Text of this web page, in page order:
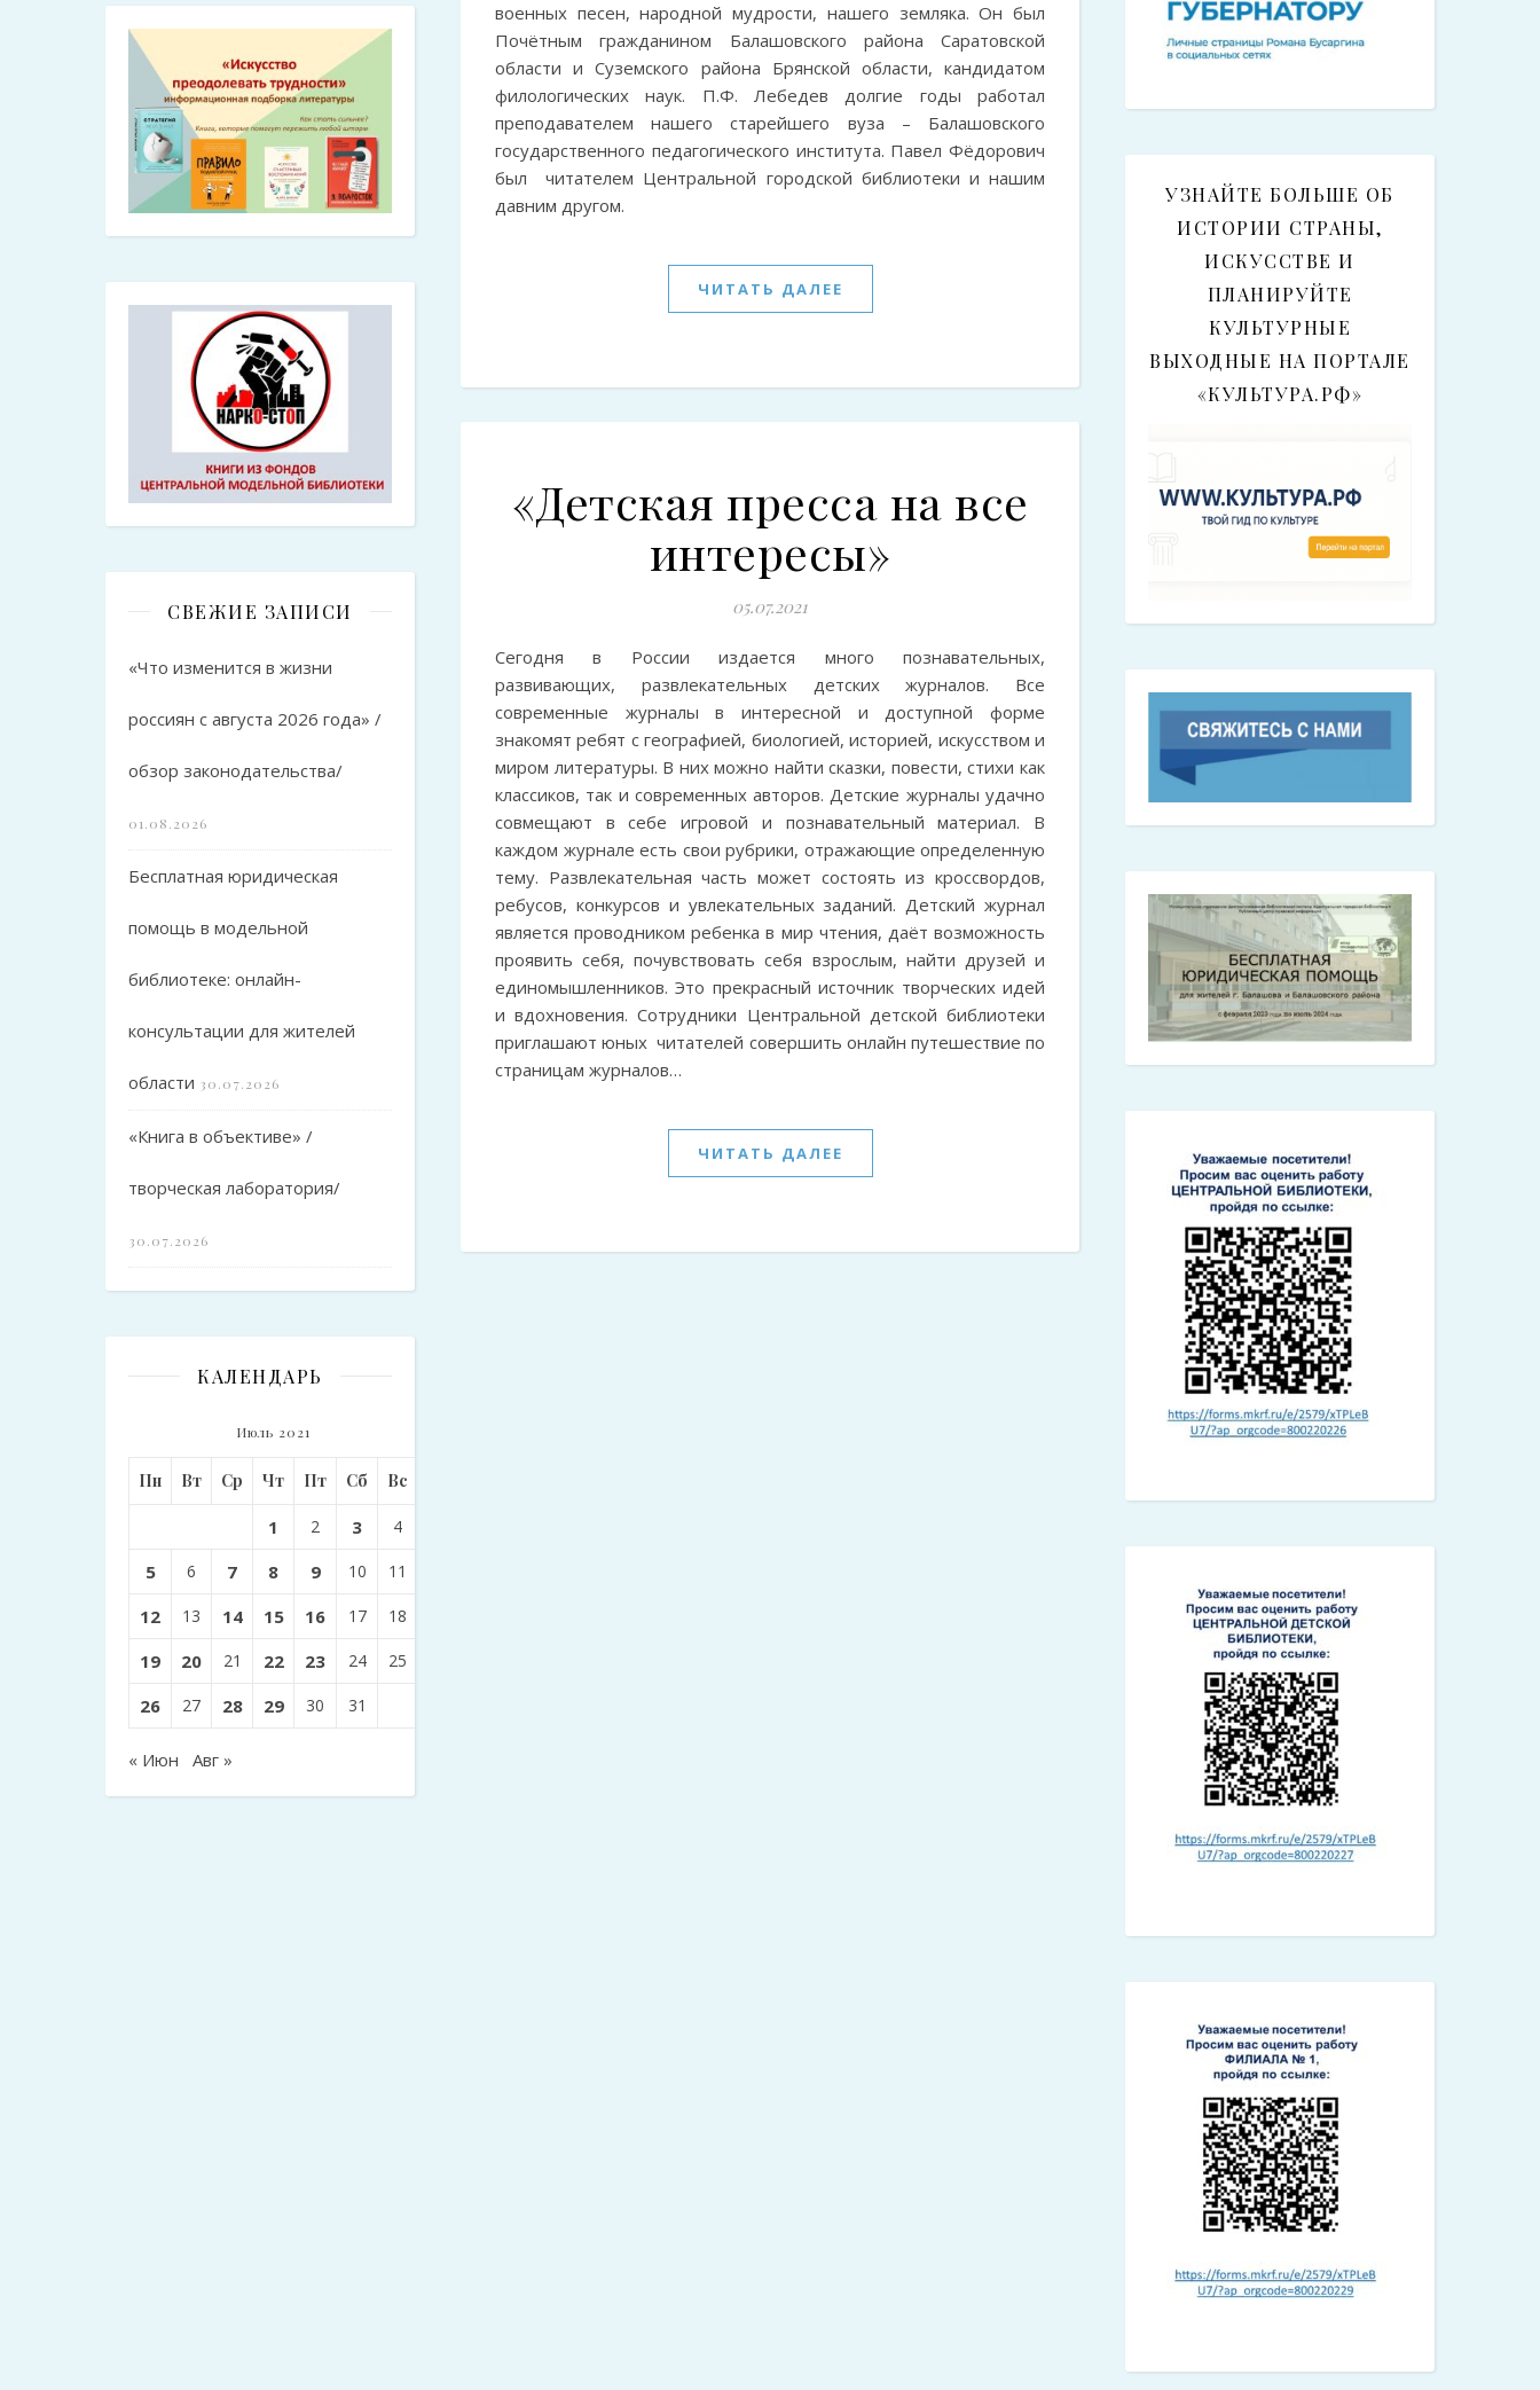
СВЕЖИЕ ЗАПИСИ
«Что изменится в жизни
россиян с августа 2026 года» /
обзор законодательства/
01.08.2026
Бесплатная юридическая
помощь в модельной
библиотеке: онлайн-
консультации для жителей
области 30.07.2026
«Книга в объективе» /
творческая лаборатория/
30.07.2026
КАЛЕНДАРЬ
Июль 2021
Пн Вт Ср Чт Пт Сб Вс
1 2 3 4
5 6 7 8 9 10 11
12 13 14 15 16 17 18
19 20 21 22 23 24 25
26 27 28 29 30 31
« Июн Авг »
военных песен, народной мудрости, нашего земляка. Он был
Почётным гражданином Балашовского района Саратовской
области и Суземского района Брянской области, кандидатом
филологических наук. П.Ф. Лебедев долгие годы работал
преподавателем нашего старейшего вуза – Балашовского
государственного педагогического института. Павел Фёдорович
был читателем Центральной городской библиотеки и нашим
давним другом.
ЧИТАТЬ ДАЛЕЕ
«Детская пресса на все
интересы»
05.07.2021
Сегодня в России издается много познавательных,
развивающих, развлекательных детских журналов. Все
современные журналы в интересной и доступной форме
знакомят ребят с географией, биологией, историей, искусством и
миром литературы. В них можно найти сказки, повести, стихи как
классиков, так и современных авторов. Детские журналы удачно
совмещают в себе игровой и познавательный материал. В
каждом журнале есть свои рубрики, отражающие определенную
тему. Развлекательная часть может состоять из кроссвордов,
ребусов, конкурсов и увлекательных заданий. Детский журнал
является проводником ребенка в мир чтения, даёт возможность
проявить себя, почувствовать себя взрослым, найти друзей и
единомышленников. Это прекрасный источник творческих идей
и вдохновения. Сотрудники Центральной детской библиотеки
приглашают юных читателей совершить онлайн путешествие по
страницам журналов…
ЧИТАТЬ ДАЛЕЕ
УЗНАЙТЕ БОЛЬШЕ ОБ
ИСТОРИИ СТРАНЫ,
ИСКУССТВЕ И
ПЛАНИРУЙТЕ
КУЛЬТУРНЫЕ
ВЫХОДНЫЕ НА ПОРТАЛЕ
«КУЛЬТУРА.РФ»